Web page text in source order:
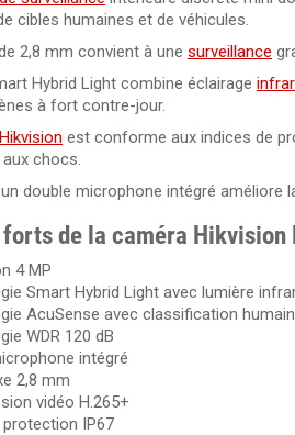
cibles humaines et de véhicules.
2,8 mm convient à une surveillance
Hybrid Light combine éclairage
à fort contre-jour.
Hikvision est conforme aux indices de
chocs.
double microphone intégré améliore
forts de la caméra
4 MP
Smart Hybrid Light avec lumière
AcuSense avec classification
WDR 120 dB
intégré
2,8 mm
vidéo H.265+
protection IP67